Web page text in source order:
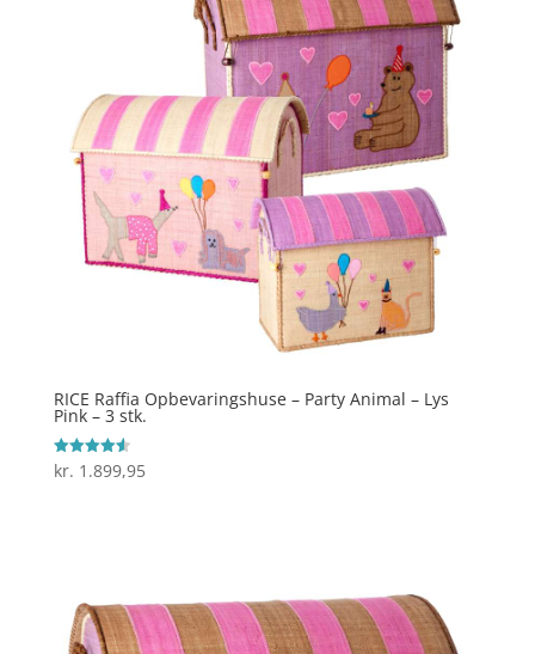
RICE Raffia Opbevaringshuse – Party Animal – Lys
Pink – 3 stk.
Vurderet
4.6
kr. 1.899,95